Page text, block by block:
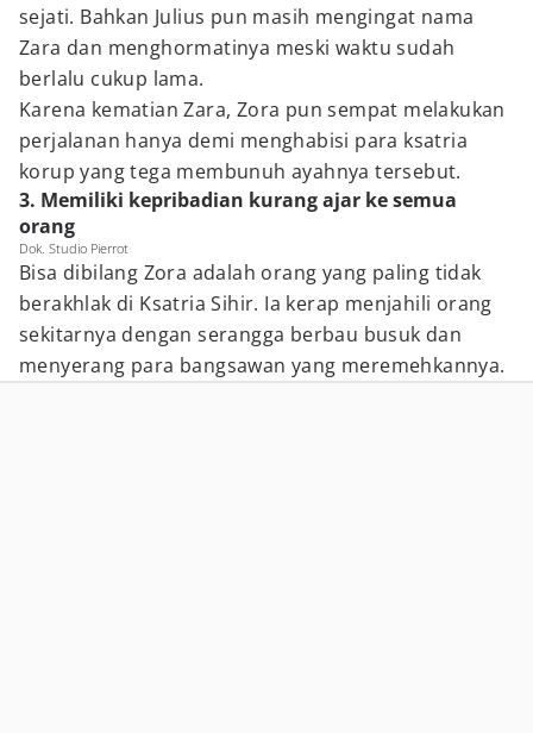
sejati. Bahkan Julius pun masih mengingat nama
Zara dan menghormatinya meski waktu sudah
berlalu cukup lama.
Karena kematian Zara, Zora pun sempat melakukan
perjalanan hanya demi menghabisi para ksatria
korup yang tega membunuh ayahnya tersebut.
3. Memiliki kepribadian kurang ajar ke semua
orang
Dok. Studio Pierrot
Bisa dibilang Zora adalah orang yang paling tidak
berakhlak di Ksatria Sihir. Ia kerap menjahili orang
sekitarnya dengan serangga berbau busuk dan
menyerang para bangsawan yang meremehkannya.